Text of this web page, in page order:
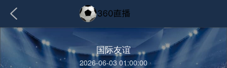
国际友谊
2026-06-03 01:00:00